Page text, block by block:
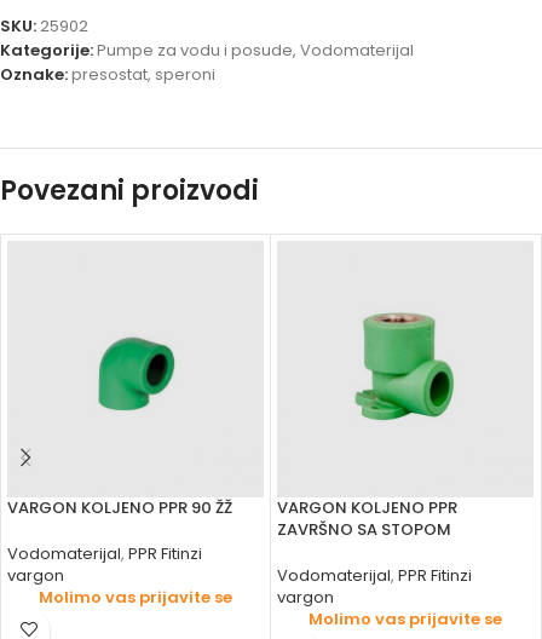
SKU:25902
Kategorije:Pumpe za vodu i posude, Vodomaterijal
Oznake:presostat, speroni
Povezani proizvodi
VARGON KOLJENO PPR 90 ŽŽ
Vodomaterijal, PPR Fitinzi
vargon
Molimo vas prijavite se
VARGON KOLJENO PPR
ZAVRŠNO SA STOPOM
Vodomaterijal, PPR Fitinzi
vargon
Molimo vas prijavite se